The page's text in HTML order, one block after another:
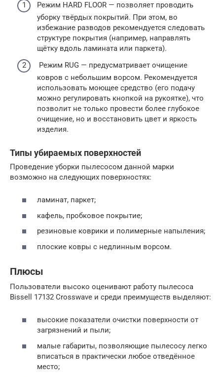
Режим HARD FLOOR — позволяет проводить
уборку твёрдых покрытий. При этом, во
избежание разводов рекомендуется следовать
структуре покрытия (например, направлять
щётку вдоль ламината или паркета).
Режим RUG — предусматривает очищение
ковров с небольшим ворсом. Рекомендуется
использовать моющее средство (его подачу
можно регулировать кнопкой на рукоятке), что
позволит не только провести более глубокое
очищение, но и восстановить цвет и яркость
изделия.
Типы убираемых поверхностей
Проведение уборки пылесосом данной марки
возможно на следующих поверхностях:
ламинат, паркет;
кафель, пробковое покрытие;
резиновые коврики и полимерные напыления;
плоские ковры с недлинным ворсом.
Плюсы
Пользователи высоко оценивают работу пылесоса
Bissell 17132 Сrosswave и среди преимуществ выделяют:
высокие показатели очистки поверхности от
загрязнений и пыли;
малые габариты, позволяющие пылесосу легко
вписаться в практически любое отведённое
место;